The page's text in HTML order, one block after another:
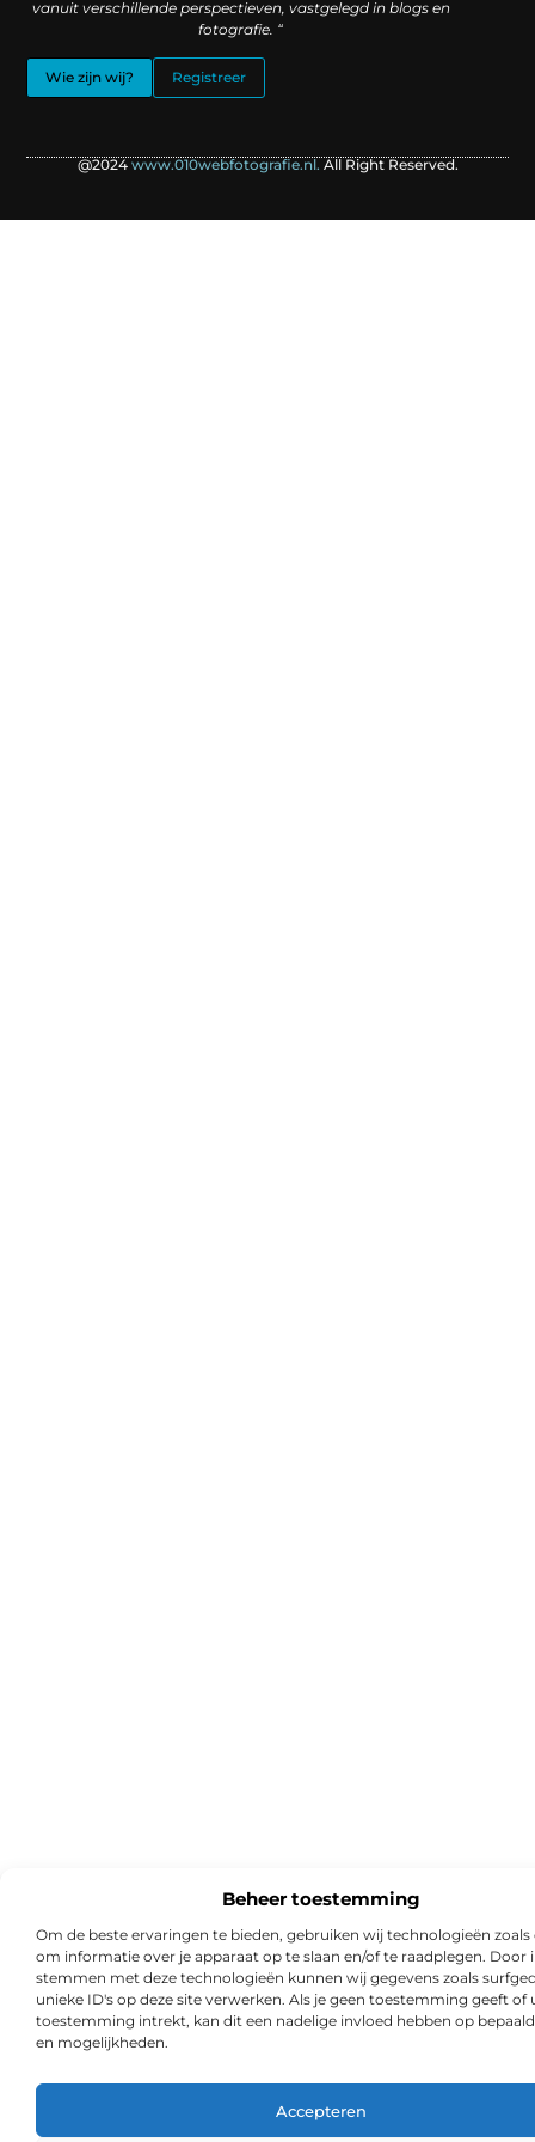
Beheer toestemming
Om de beste ervaringen te bieden, gebruiken wij technologieën zoals
om informatie over je apparaat op te slaan en/of te raadplegen. Door
stemmen met deze technologieën kunnen wij gegevens zoals
unieke ID's op deze site verwerken. Als je geen toestemming geeft of
toestemming intrekt, kan dit een nadelige invloed hebben op
en mogelijkheden.
Accepteren
vanuit verschillende perspectieven, vastgelegd in blogs en
fotografie. “
Wie zijn wij? Registreer
@2024 www.010webfotografie.nl. All Right Reserved.